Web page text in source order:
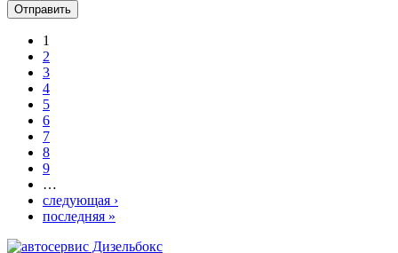
1
2
3
4
5
6
7
8
9
…
следующая ›
последняя »